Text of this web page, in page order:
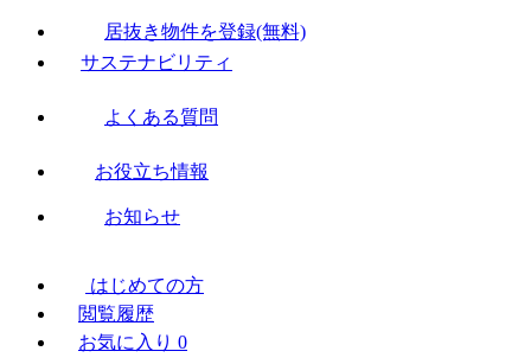
居抜き物件を登録(無料)
サステナビリティ
よくある質問
お役立ち情報
お知らせ
はじめての方
閲覧履歴
お気に入り 0